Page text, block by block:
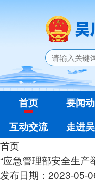
首页 要闻
互动交流
走进
首页
“应急管理部安全生产
发布日期：2023-05-